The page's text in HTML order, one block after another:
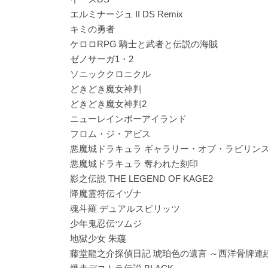
エルミナージュ II DS Remix
キミの勇者
ケロロRPG 騎士と武者と伝説の海賊
ゼノサーガ1・2
ソニッククロニクル
どきどき魔女神判
どきどき魔女神判2
ニューレインボーアイランド
フロム・ジ・アビス
悪魔城ドラキュラ ギャラリー・オブ・ラビリンス
悪魔城ドラキュラ 奪われた刻印
影之伝説 THE LEGEND OF KAGE2
降魔霊符伝イヅナ
魂斗羅 デュアルスピリッツ
少年鬼忍伝ツムジ
地獄少女 朱蘰
藤堂龍之介探偵日記 琥珀色の遺言 ～西洋骨牌連